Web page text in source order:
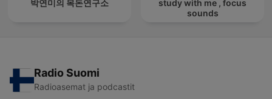
박연미의 목돈연구소
study with me , focus
sounds
Radio Suomi
Radioasemat ja podcastit